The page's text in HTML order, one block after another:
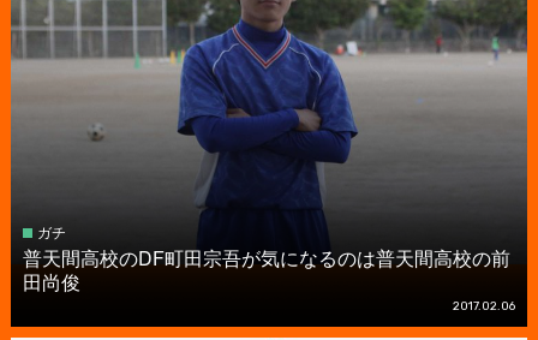
ガチ
普天間高校のDF町田宗吾が気になるのは普天間高校の前
田尚俊
2017.02.06